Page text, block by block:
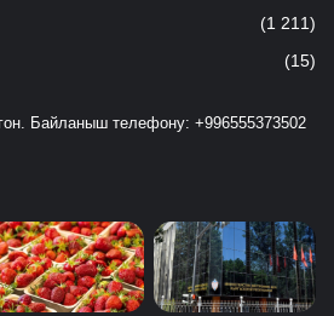
(1 211)
(15)
Байланыш телефону: +996555373502